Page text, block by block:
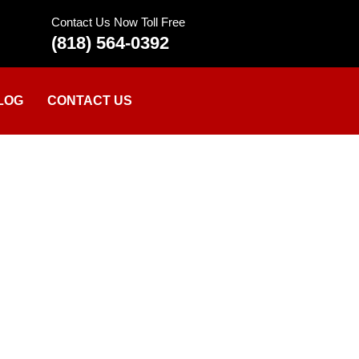
Contact Us Now Toll Free
(818) 564-0392
CONTACT US